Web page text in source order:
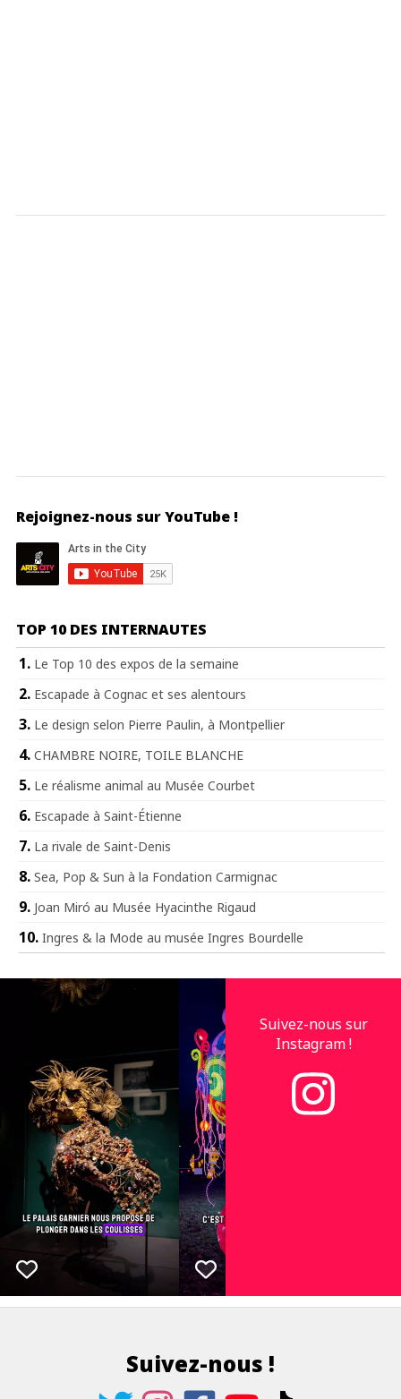
Rejoignez-nous sur YouTube !
TOP 10 DES INTERNAUTES
Le Top 10 des expos de la semaine
Escapade à Cognac et ses alentours
Le design selon Pierre Paulin, à Montpellier
CHAMBRE NOIRE, TOILE BLANCHE
Le réalisme animal au Musée Courbet
Escapade à Saint-Étienne
La rivale de Saint-Denis
Sea, Pop & Sun à la Fondation Carmignac
Joan Miró au Musée Hyacinthe Rigaud
Ingres & la Mode au musée Ingres Bourdelle
Suivez-nous sur
Instagram !
Suivez-nous !